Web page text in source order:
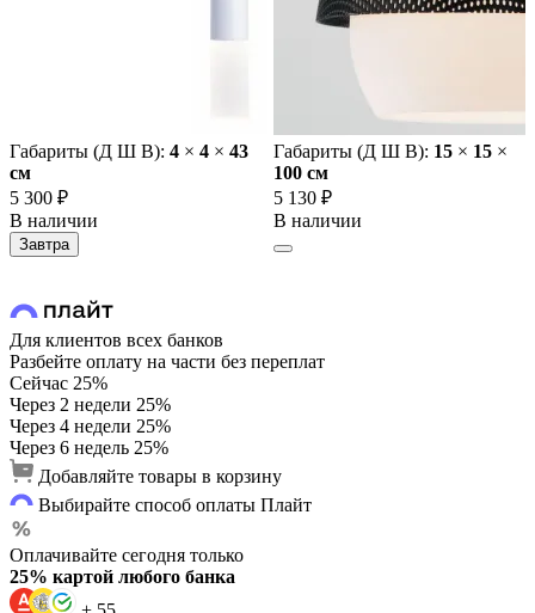
Габариты (Д Ш В): 4 × 4 × 43
cм
5 300 ₽
В наличии
Завтра
Габариты (Д Ш В): 15 × 15 ×
100 cм
5 130 ₽
В наличии
Для клиентов всех банков
Разбейте оплату на части без переплат
Сейчас 25%
Через 2 недели 25%
Через 4 недели 25%
Через 6 недель 25%
Добавляйте товары в корзину
Выбирайте способ оплаты Плайт
Оплачивайте сегодня только
25% картой любого банка